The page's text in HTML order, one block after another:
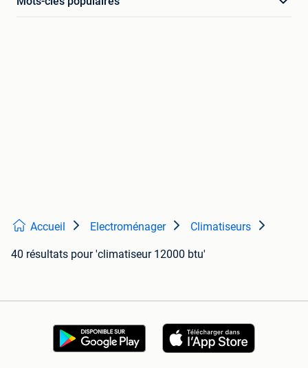
Accueil Electroménager Climatiseurs
40 résultats pour 'climatiseur 12000 btu'